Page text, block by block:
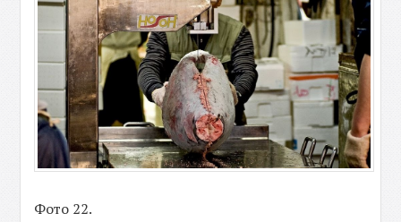
Фото 22.